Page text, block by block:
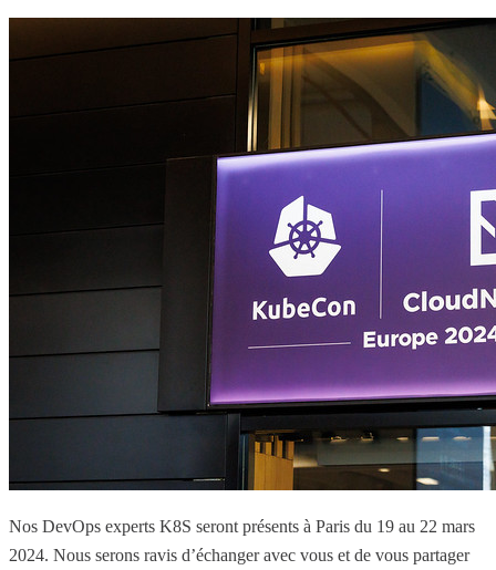
Nos DevOps experts K8S seront présents à Paris du 19 au 22 mars
2024. Nous serons ravis d’échanger avec vous et de vous partager